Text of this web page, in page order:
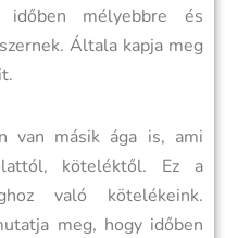
mélyebbre és
Általa kapja meg
van másik ága is, ami
köteléktől. Ez a
való kötelékeink.
meg, hogy időben